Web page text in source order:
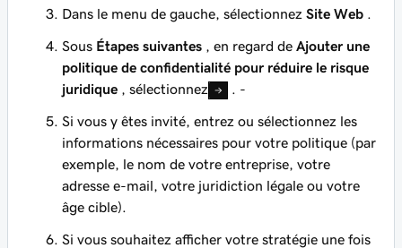
Dans le menu de gauche, sélectionnez Site Web
Sous Étapes suivantes , en regard de Ajouter une
politique de confidentialité pour réduire le risque
juridique , sélectionnez . -
Si vous y êtes invité, entrez ou sélectionnez les
informations nécessaires pour votre politique (par
exemple, le nom de votre entreprise, votre
adresse e-mail, votre juridiction légale ou votre
âge cible).
Si vous souhaitez afficher votre stratégie une fois